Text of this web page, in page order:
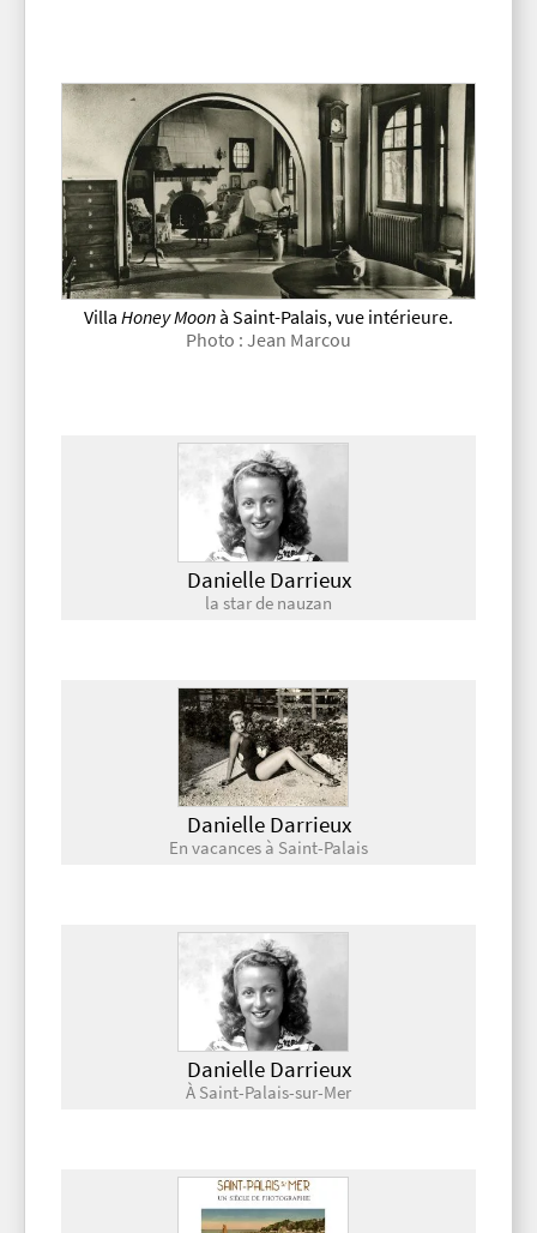
Villa Honey Moonà Saint-Palais, vue intérieure.
Photo : Jean Marcou
Danielle Darrieux
la star de nauzan
Danielle Darrieux
En vacances à Saint-Palais
Danielle Darrieux
À Saint-Palais-sur-Mer